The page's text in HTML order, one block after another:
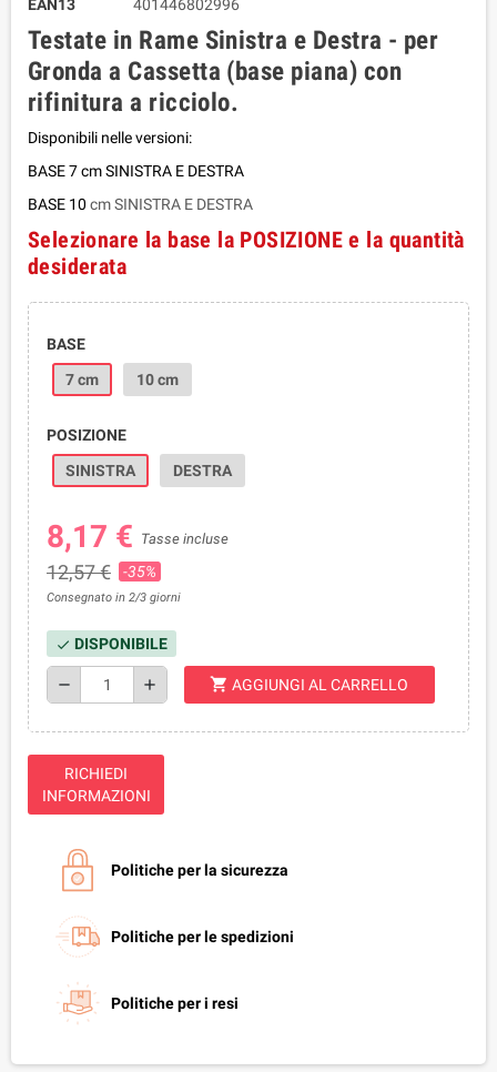
EAN13
401446802996
Testate in Rame Sinistra e Destra - per
Gronda a Cassetta (base piana) con
rifinitura a ricciolo.
Disponibili nelle versioni:
BASE 7 cm SINISTRA E DESTRA
BASE 10 cm SINISTRA E DESTRA
Selezionare la base la POSIZIONE e la quantità
desiderata
BASE
7 cm
10 cm
POSIZIONE
SINISTRA
DESTRA
8,17 € Tasse incluse
12,57 € -35%
Consegnato in 2/3 giorni
check DISPONIBILE
remove add shopping_cart AGGIUNGI AL CARRELLO
RICHIEDI
INFORMAZIONI
Politiche per la sicurezza
Politiche per le spedizioni
Politiche per i resi